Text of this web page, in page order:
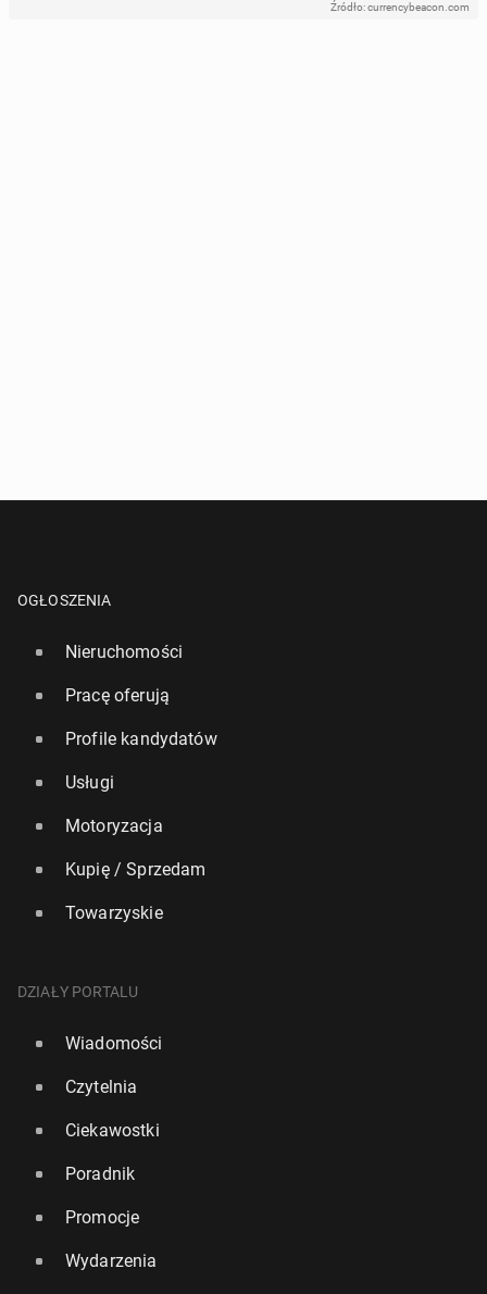
Źródło: currencybeacon.com
OGŁOSZENIA
Nieruchomości
Pracę oferują
Profile kandydatów
Usługi
Motoryzacja
Kupię / Sprzedam
Towarzyskie
DZIAŁY PORTALU
Wiadomości
Czytelnia
Ciekawostki
Poradnik
Promocje
Wydarzenia